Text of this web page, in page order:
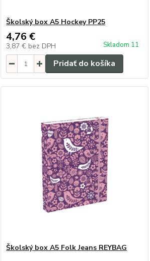
Školský box A5 Hockey PP25
4,76 €
3,87 € bez DPH Skladom 11
Pridať do košíka
Školský box A5 Folk Jeans REYBAG